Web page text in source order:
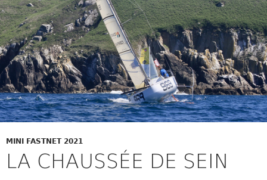
MINI FASTNET 2021
LA CHAUSSÉE DE SEIN